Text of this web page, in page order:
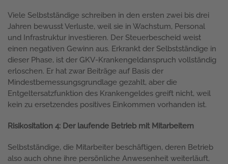
Viele Selbstständige schreiben in den ersten zwei bis drei
Jahren bewusst Verluste, weil sie in Wachstum, Personal
und Infrastruktur investieren. Der Steuerbescheid weist
einen negativen Gewinn aus. Erkrankt der Selbstständige in
dieser Phase, ist der GKV-Krankengeldanspruch vollständig
erloschen. Er hat zwar Beiträge auf Basis der
Mindestbemessungsgrundlage gezahlt, aber die
Entgeltersatzfunktion des Krankengeldes greift nicht, weil
kein zu ersetzendes positives Einkommen vorhanden ist.
Risikositation 4: Der laufende Betrieb mit Mitarbeitern
Selbstständige, die Mitarbeiter beschäftigen, deren Betrieb
also auch ohne ihre persönliche Anwesenheit weiterläuft,